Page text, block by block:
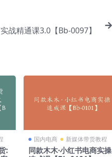
战精通课3.0【Bb-0097】
:
国内电商 新媒体带货教程
同款木木·小红书电商实操